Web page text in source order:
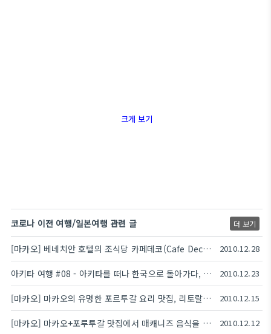
크게 보기
코로나 이전 여행/일본여행 관련 글 더 보기
[마카오] 베네치안 호텔의 조식당 카페데코(Cafe Deco)와 부페 레스토랑 밤부(Bambu) 2010.12.28
아키타 여행 #08 - 아키타를 떠나 한국으로 돌아가다, 아키타 라운지-대한항공 2010.12.23
[마카오] 마카오의 유명한 포르투갈 요리 맛집, 리토랄 타이파점(Cafe Litoral) 2010.12.15
[마카오] 마카오+포루투갈 맛집에서 매캐니즈 음식을 맛보러 가다, 빈하(VINHA) 2010.12.12